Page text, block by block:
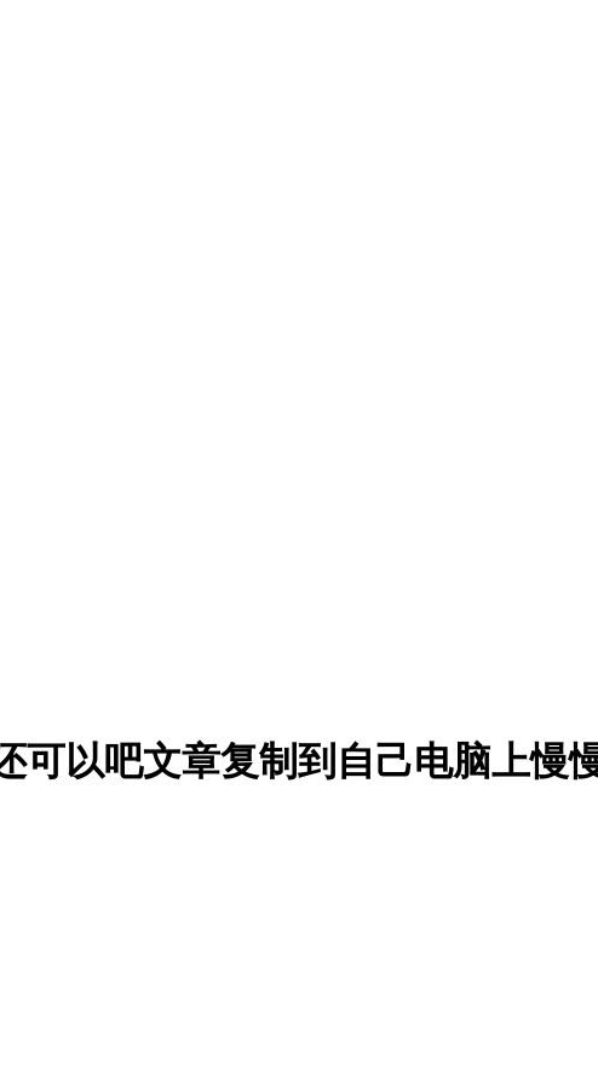
可以吧文章复制到自己电脑上慢